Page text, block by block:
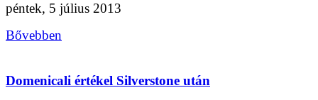
péntek, 5 július 2013
Bővebben
Domenicali értékel Silverstone után